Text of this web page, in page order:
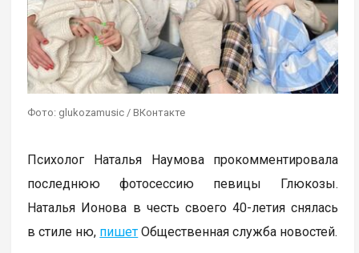
Фото: glukozamusic / ВКонтакте
Психолог Наталья Наумова прокомментировала
последнюю фотосессию певицы Глюкозы.
Наталья Ионова в честь своего 40-летия снялась
в стиле ню, пишет Общественная служба новостей.